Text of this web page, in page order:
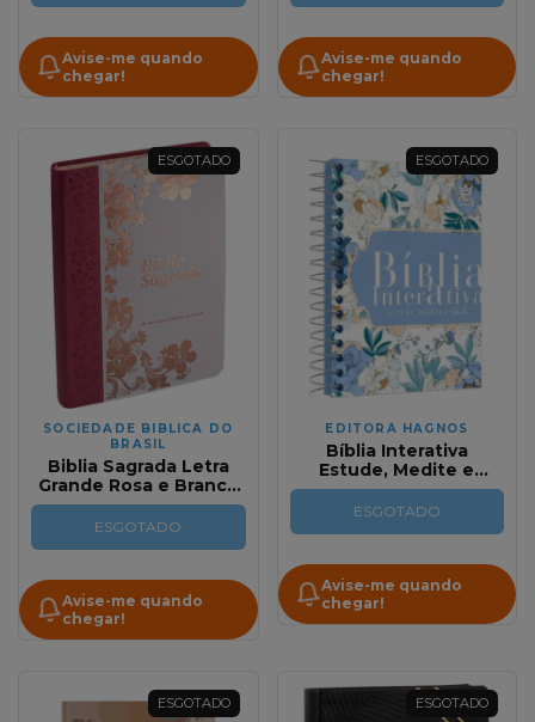
Avise-me quando
chegar!
Avise-me quando
chegar!
ESGOTADO
SOCIEDADE BIBLICA DO
BRASIL
Biblia Sagrada Letra
Grande Rosa e Branco
Com Índice Ntlh
ESGOTADO
Avise-me quando
chegar!
ESGOTADO
EDITORA HAGNOS
Bíblia Interativa
Estude, Medite e
Anote | Modelo Graça |
King James
ESGOTADO
Avise-me quando
chegar!
ESGOTADO ESGOTADO